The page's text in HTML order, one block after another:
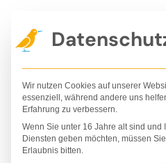
Inhalt
springen
Wir nutzen Cookies auf unserer
essenziell, während andere uns
Erfahrung zu verbessern.
Wenn Sie unter 16 Jahre alt sind und
Diensten geben möchten, müssen
Erlaubnis bitten.